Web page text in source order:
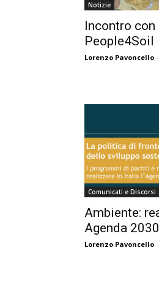
Notizie
Incontro con
People4Soil
Lorenzo Pavoncello -
Comunicati e Discorsi
Ambiente:
Agenda 2030
Lorenzo Pavoncello -